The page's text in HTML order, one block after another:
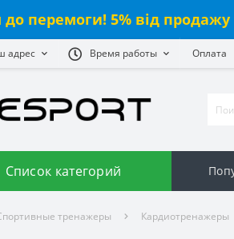
до перемоги! 5% від
адрес Время работы Оплата
Список категорий
тренажеры Кардиотренажеры